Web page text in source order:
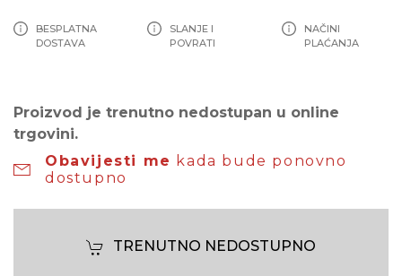
BESPLATNA
DOSTAVA
SLANJE I
POVRATI
NAČINI
PLAĆANJA
Proizvod je trenutno nedostupan u online
trgovini.
Obavijesti me kada bude ponovno
dostupno
TRENUTNO NEDOSTUPNO